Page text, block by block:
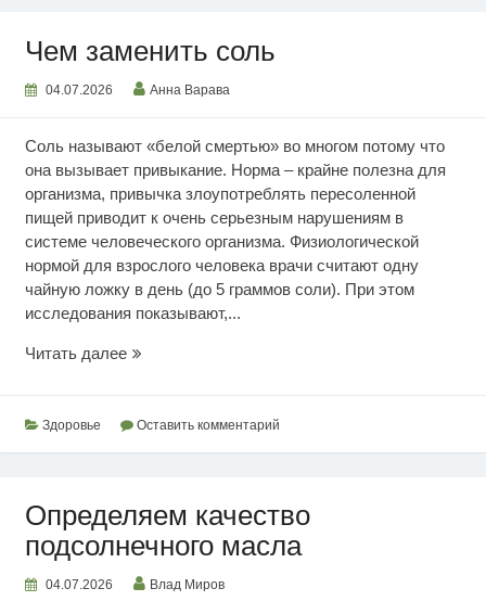
Чем заменить соль
04.07.2026 Анна Варава
Соль называют «белой смертью» во многом потому что
она вызывает привыкание. Норма – крайне полезна для
организма, привычка злоупотреблять пересоленной
пищей приводит к очень серьезным нарушениям в
системе человеческого организма. Физиологической
нормой для взрослого человека врачи считают одну
чайную ложку в день (до 5 граммов соли). При этом
исследования показывают,...
Читать далееЧем
Здоровье Оставить комментарий
Определяем качество
подсолнечного масла
04.07.2026 Влад Миров